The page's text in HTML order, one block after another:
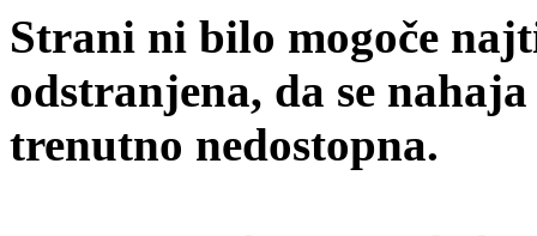
Strani ni bilo mogoče
odstranjena, da se
trenutno nedostopna.